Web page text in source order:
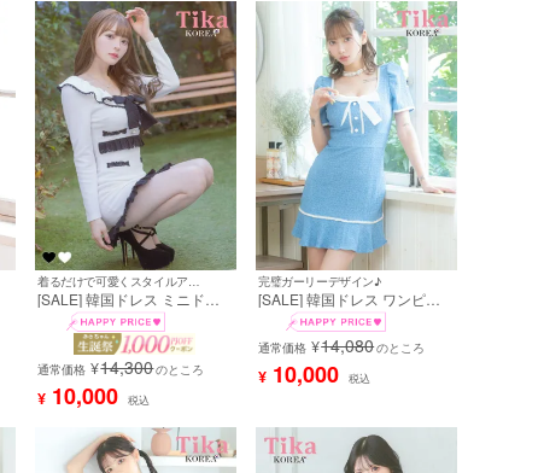
[SALE] 韓国ドレス ミニドレ
ス ワンピース 長袖 パイピン
グレース 裾フリル モノトーン
タイト キャバドレス (黒崎み
さ着用) [tk-mdk917a]
通常価格 ¥14,300のところ
¥ 10,000 税込
完璧ガーリーデザイン♪
[SALE] 韓国ドレス ワンピー
ス ストレッチ 半袖 ネックリ
ボン パフスリーブ ブラジャー
のまま 裾フリル スクエアネッ
ク パイピングレース ブルー
水色 タイト キャバドレス
通常価格 ¥14,080のところ
¥ 10,000 税込